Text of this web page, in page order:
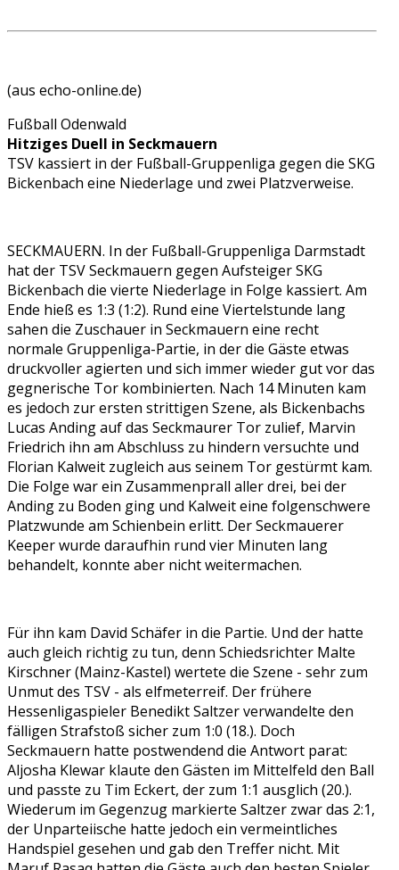
(aus echo-online.de)
Fußball Odenwald
Hitziges Duell in Seckmauern
TSV kassiert in der Fußball-Gruppenliga gegen die SKG
Bickenbach eine Niederlage und zwei Platzverweise.
SECKMAUERN. In der Fußball-Gruppenliga Darmstadt
hat der TSV Seckmauern gegen Aufsteiger SKG
Bickenbach die vierte Niederlage in Folge kassiert. Am
Ende hieß es 1:3 (1:2). Rund eine Viertelstunde lang
sahen die Zuschauer in Seckmauern eine recht
normale Gruppenliga-Partie, in der die Gäste etwas
druckvoller agierten und sich immer wieder gut vor das
gegnerische Tor kombinierten. Nach 14 Minuten kam
es jedoch zur ersten strittigen Szene, als Bickenbachs
Lucas Anding auf das Seckmaurer Tor zulief, Marvin
Friedrich ihn am Abschluss zu hindern versuchte und
Florian Kalweit zugleich aus seinem Tor gestürmt kam.
Die Folge war ein Zusammenprall aller drei, bei der
Anding zu Boden ging und Kalweit eine folgenschwere
Platzwunde am Schienbein erlitt. Der Seckmauerer
Keeper wurde daraufhin rund vier Minuten lang
behandelt, konnte aber nicht weitermachen.
Für ihn kam David Schäfer in die Partie. Und der hatte
auch gleich richtig zu tun, denn Schiedsrichter Malte
Kirschner (Mainz-Kastel) wertete die Szene - sehr zum
Unmut des TSV - als elfmeterreif. Der frühere
Hessenligaspieler Benedikt Saltzer verwandelte den
fälligen Strafstoß sicher zum 1:0 (18.). Doch
Seckmauern hatte postwendend die Antwort parat:
Aljosha Klewar klaute den Gästen im Mittelfeld den Ball
und passte zu Tim Eckert, der zum 1:1 ausglich (20.).
Wiederum im Gegenzug markierte Saltzer zwar das 2:1,
der Unparteiische hatte jedoch ein vermeintliches
Handspiel gesehen und gab den Treffer nicht. Mit